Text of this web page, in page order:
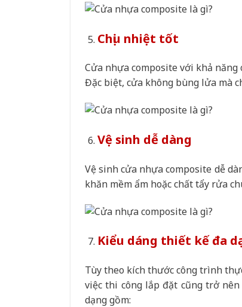
Chịu nhiệt tốt
Cửa nhựa composite với khả
Đặc biệt, cửa không bùng lửa mà
Vệ sinh dễ dàng
Vệ sinh cửa nhựa composite dễ
khăn mềm ẩm hoặc chất tẩy rửa
Kiểu dáng thiết kế đa
Tùy theo kích thước công trình
việc thi công lắp đặt cũng trở
dạng gồm: